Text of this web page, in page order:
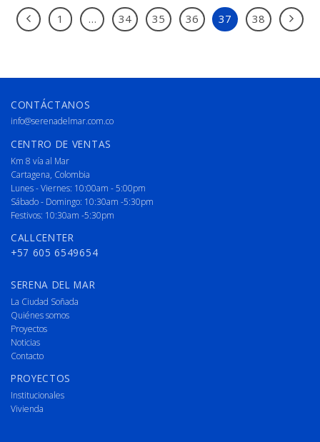
1 … 34 35 36 37 38
CONTÁCTANOS
info@serenadelmar.com.co
CENTRO DE VENTAS
Km 8 vía al Mar
Cartagena, Colombia
Lunes - Viernes: 10:00am - 5:00pm
Sábado - Domingo: 10:30am -5:30pm
Festivos: 10:30am -5:30pm
CALLCENTER
+57 605 6549654
SERENA DEL MAR
La Ciudad Soñada
Quiénes somos
Proyectos
Noticias
Contacto
PROYECTOS
Institucionales
Vivienda